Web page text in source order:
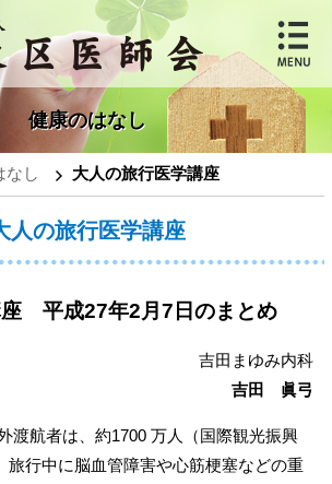
健康のはなし
なし 大人の旅行医学講座
人の旅行医学講座
座 平成27年2月7日のまとめ
吉田まゆみ内科
吉田 眞弓
航者は、約1700 万人（国際観光振興
旅行中に脳血管障害や心筋梗塞などの重